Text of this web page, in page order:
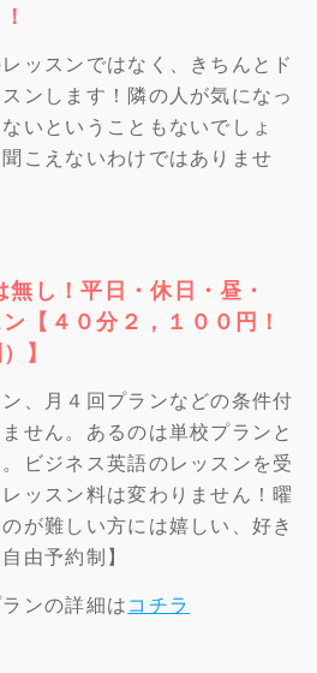
ッスンではなく、きちんとド
ンします！隣の人が気になっ
いということもないでしょ
こえないわけではありませ
し！平日・休日・昼・
【４０分２，１００円！
】
、月４回プランなどの条件付
せん。あるのは単校プランと
ビジネス英語のレッスンを受
ッスン料は変わりません！曜
が難しい方には嬉しい、好き
由予約制】
ンの詳細は コチラ